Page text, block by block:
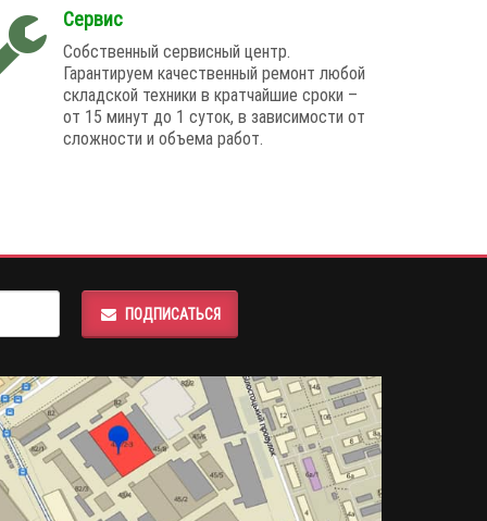
Сервис
Собственный сервисный центр.
Гарантируем качественный ремонт любой
складской техники в кратчайшие сроки –
от 15 минут до 1 суток, в зависимости от
сложности и объема работ.
ПОДПИСАТЬСЯ